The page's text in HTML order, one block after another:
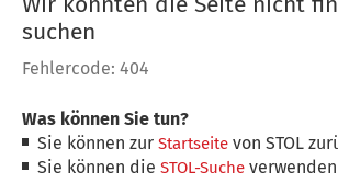
suchen
Fehlercode: 404
Was können Sie tun?
Sie können zurStartseite von STOL
Sie können dieSTOL-Suche verwenden